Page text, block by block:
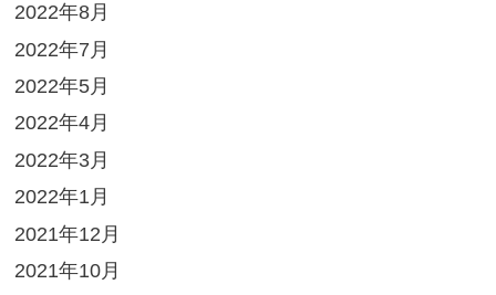
2022年8月
2022年7月
2022年5月
2022年4月
2022年3月
2022年1月
2021年12月
2021年10月